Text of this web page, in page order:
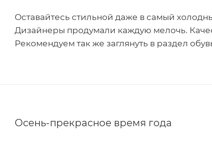
Оставайтесь стильной даже в самый
Дизайнеры продумали каждую мелочь.
Рекомендуем так же заглянуть в раздел
Осень-прекрасное время года